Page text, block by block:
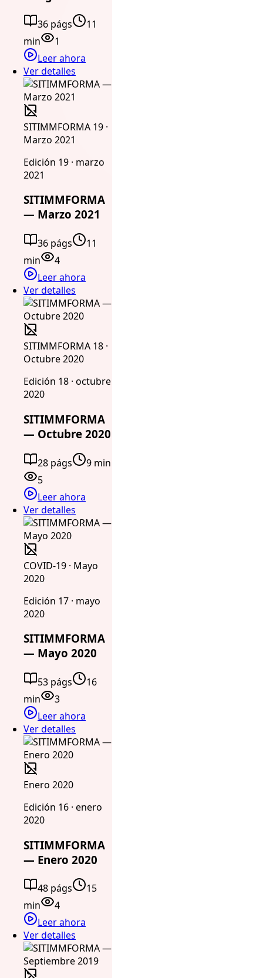
36 págs
11
min
1
Leer ahora
Ver detalles
SITIMMFORMA 19 ·
Marzo 2021
Edición 19 · marzo
2021
SITIMMFORMA
— Marzo 2021
36 págs
11
min
4
Leer ahora
Ver detalles
SITIMMFORMA 18 ·
Octubre 2020
Edición 18 · octubre
2020
SITIMMFORMA
— Octubre 2020
28 págs
9 min
5
Leer ahora
Ver detalles
COVID-19 · Mayo
2020
Edición 17 · mayo
2020
SITIMMFORMA
— Mayo 2020
53 págs
16
min
3
Leer ahora
Ver detalles
Enero 2020
Edición 16 · enero
2020
SITIMMFORMA
— Enero 2020
48 págs
15
min
4
Leer ahora
Ver detalles